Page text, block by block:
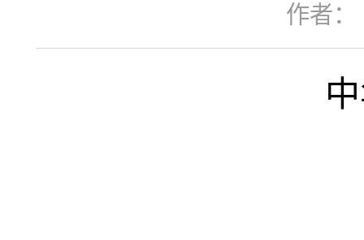
作者：